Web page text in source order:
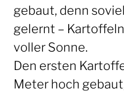
gebaut, denn
gelernt –
voller Sonne.
Den ersten
Meter hoch